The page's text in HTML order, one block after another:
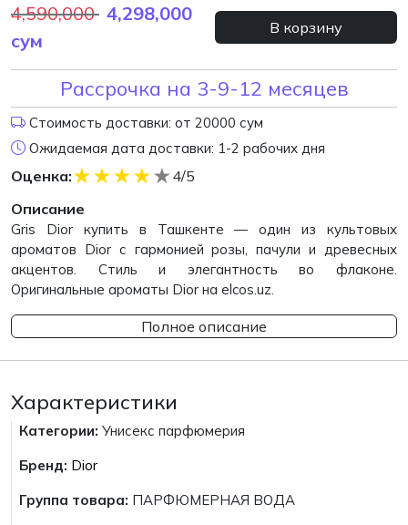
4,590,000 4,298,000
сум
В корзину
Рассрочка на 3-9-12 месяцев
Стоимость доставки: от 20000 сум
Ожидаемая дата доставки: 1-2 рабочих дня
Оценка: ★
★
★
★
★
4/5
Описание
Gris Dior купить в Ташкенте — один из культовых
ароматов Dior с гармонией розы, пачули и древесных
акцентов. Стиль и элегантность во флаконе.
Оригинальные ароматы Dior на elcos.uz.
Полное описание
Характеристики
Категории: Унисекс парфюмерия
Бренд: Dior
Группа товара: ПАРФЮМЕРНАЯ ВОДА